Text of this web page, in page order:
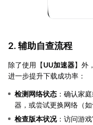
2. 辅助自查流程
除了使用【UU加速器】外
进一步提升下载成功率：
检测网络状态 ：确认家
器，或尝试更换网络（如
检查版本状况：访问游